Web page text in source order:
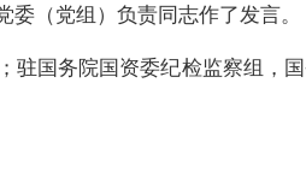
（党组）负责同志作了发言。
国务院国资委纪检监察组，